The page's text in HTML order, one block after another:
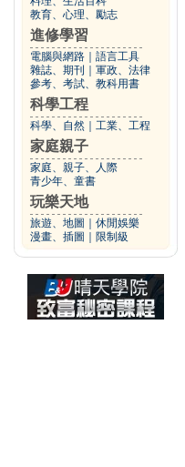
教育、心理、勵志
進修學習
電腦與網路
語言工具
雜誌、期刊
軍政、法律
參考、考試、教科用書
科學工程
科學、自然 工業、工程
家庭親子
家庭、親子、人際
青少年、童書
玩樂天地
旅遊、地圖
休閒娛樂
漫畫、插圖
限制級